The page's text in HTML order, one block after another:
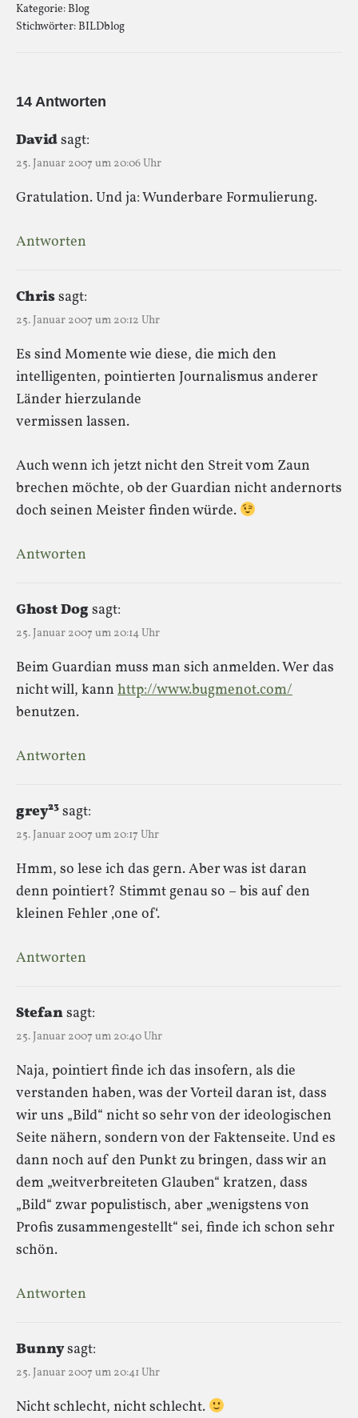
Kategorie:Blog
Stichwörter:BILDblog
14 Antworten
Davidsagt:
25. Januar 2007 um 20:06 Uhr
Gratulation. Und ja: Wunderbare Formulierung.
Antworten
Chrissagt:
25. Januar 2007 um 20:12 Uhr
Es sind Momente wie diese, die mich den
intelligenten, pointierten Journalismus anderer
Länder hierzulande
vermissen lassen.
Auch wenn ich jetzt nicht den Streit vom Zaun
brechen möchte, ob der Guardian nicht andernorts
doch seinen Meister finden würde.
Antworten
Ghost Dogsagt:
25. Januar 2007 um 20:14 Uhr
Beim Guardian muss man sich anmelden. Wer das
nicht will, kann http://www.bugmenot.com/
benutzen.
Antworten
grey²³sagt:
25. Januar 2007 um 20:17 Uhr
Hmm, so lese ich das gern. Aber was ist daran
denn pointiert? Stimmt genau so – bis auf den
kleinen Fehler ‚one of‘.
Antworten
Stefansagt:
25. Januar 2007 um 20:40 Uhr
Naja, pointiert finde ich das insofern, als die
verstanden haben, was der Vorteil daran ist, dass
wir uns „Bild“ nicht so sehr von der ideologischen
Seite nähern, sondern von der Faktenseite. Und es
dann noch auf den Punkt zu bringen, dass wir an
dem „weitverbreiteten Glauben“ kratzen, dass
„Bild“ zwar populistisch, aber „wenigstens von
Profis zusammengestellt“ sei, finde ich schon sehr
schön.
Antworten
Bunnysagt:
25. Januar 2007 um 20:41 Uhr
Nicht schlecht, nicht schlecht.